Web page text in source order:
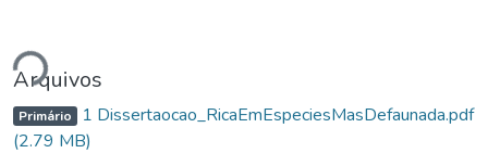
Arquivos
Primário 1 Dissertaocao_RicaEmEspeciesMasDefaunada.pdf
(2.79 MB)